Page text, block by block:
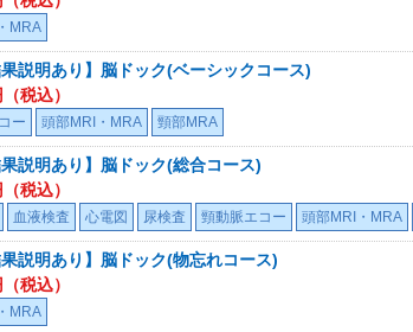
MRA
果説明あり】脳ドック(ベーシックコース)
税込）
ー 頭部MRI・MRA 頸部MRA
果説明あり】脳ドック(総合コース)
税込）
血液検査 心電図 尿検査 頸動脈エコー 頭部MRI・MRA
果説明あり】脳ドック(物忘れコース)
税込）
MRA